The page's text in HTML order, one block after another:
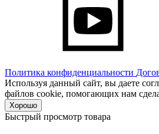
Политика конфиденциальности
Используя данный сайт, вы даете
файлов cookie, помогающих нам
Хорошо
Быстрый просмотр товара